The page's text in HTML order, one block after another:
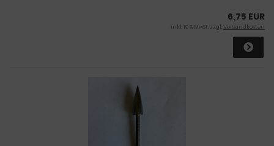
6,75 EUR
inkl. 19 % MwSt. zzgl.Versandkosten